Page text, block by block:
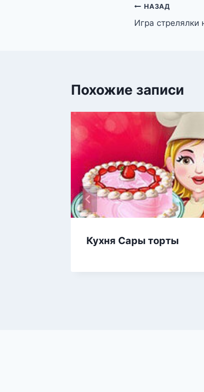
Навигация
по
НАЗАД
Игра стрелялки
Похожие записи
Кухня Сары торты